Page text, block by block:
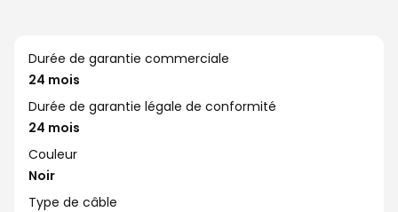
Durée de garantie commerciale
24 mois
Durée de garantie légale de conformité
24 mois
Couleur
Noir
Type de câble